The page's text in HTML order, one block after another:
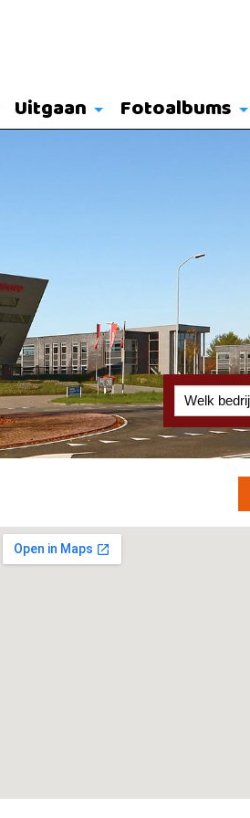
Uitgaan Fotoalbums
Grotere kaart weergeven